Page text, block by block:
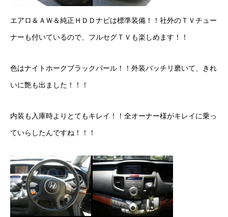
よくある質問
ジャストリース プラン例
保険ご相談
会社案内
ご挨拶
会社概要
沿革
エアロ＆ＡＷ＆純正ＨＤＤナビは標準装備！！社外のＴＶチュー
ナーも付いているので、フルセグＴＶも楽しめます！！
色はナイトホークブラックパール ！！外装バッチリ磨いて、きれ
いに艶も出ました！！！
内装も入庫時よりとてもキレイ！！全オーナー様がキレイに乗っ
ていらしたんですね！！！